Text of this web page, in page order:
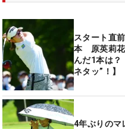
スタート直
本 原英莉花
んだ1本は？
ネタッ”！】
4年ぶりの